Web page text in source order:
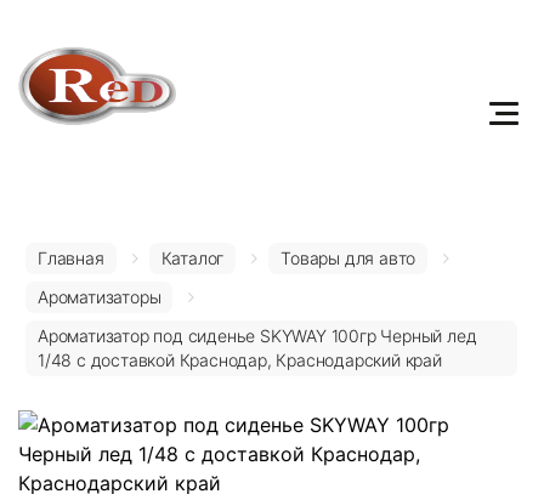
Главная Каталог
Товары для авто
Ароматизаторы
Ароматизатор под сиденье SKYWAY 100гр Черный лед
1/48 с доставкой Краснодар, Краснодарский край